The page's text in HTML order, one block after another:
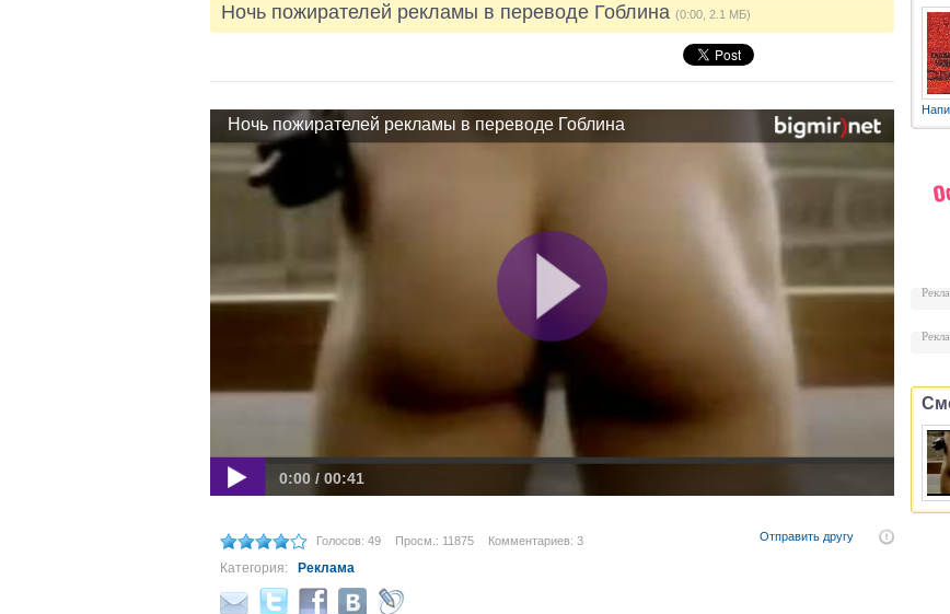
Ночь пожирателей рекламы в переводе Гоблина (0:00, 2.1 МБ)
Ночь пожирателей рекламы в переводе Гоблина
0:00 / 00:41
Голосов: 49 Просм.: 11875 Комментариев: 3 Отправить другу
Категория: Реклама